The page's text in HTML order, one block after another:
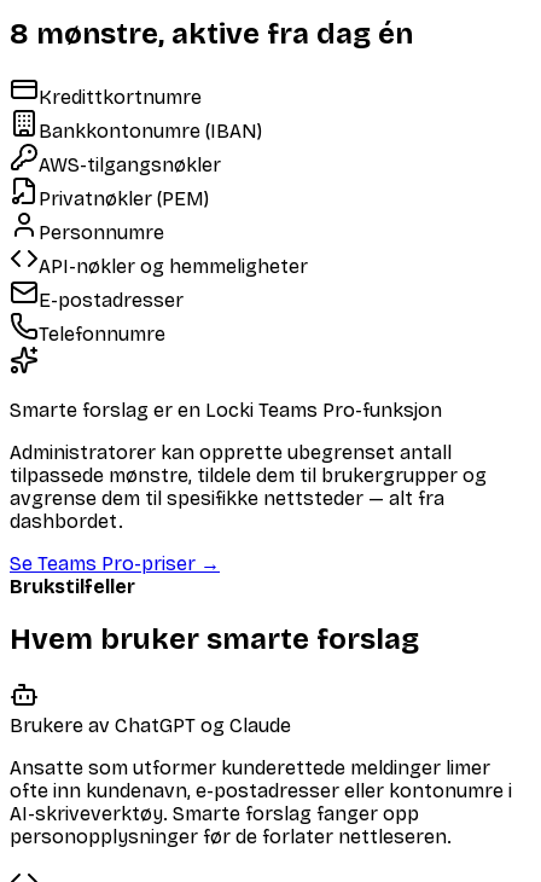
8 mønstre, aktive fra dag én
Kredittkortnumre
Bankkontonumre (IBAN)
AWS-tilgangsnøkler
Privatnøkler (PEM)
Personnumre
API-nøkler og hemmeligheter
E-postadresser
Telefonnumre
Smarte forslag er en Locki Teams Pro-funksjon
Administratorer kan opprette ubegrenset antall
tilpassede mønstre, tildele dem til brukergrupper og
avgrense dem til spesifikke nettsteder — alt fra
dashbordet.
Se Teams Pro-priser →
Brukstilfeller
Hvem bruker smarte forslag
Brukere av ChatGPT og Claude
Ansatte som utformer kunderettede meldinger limer
ofte inn kundenavn, e-postadresser eller kontonumre i
AI-skriveverktøy. Smarte forslag fanger opp
personopplysninger før de forlater nettleseren.